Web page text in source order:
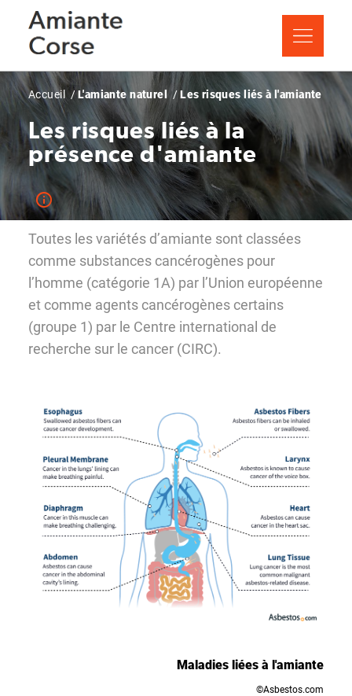
contenu
Fil
d'Ariane
Accueil L'amiante naturel Les risques liés à l'amiante
Les risques liés à la
présence d'amiante
Toutes les variétés d’amiante sont classées
comme substances cancérogènes pour
l’homme (catégorie 1A) par l’Union européenne
et comme agents cancérogènes certains
(groupe 1) par le Centre international de
recherche sur le cancer (CIRC).
Maladies liées à l'amiante
©Asbestos.com
Panneau de gestion des cookies